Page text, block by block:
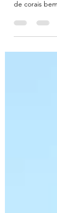
O Parque
38 ilhas, com vida marinha abundante, arrecifes